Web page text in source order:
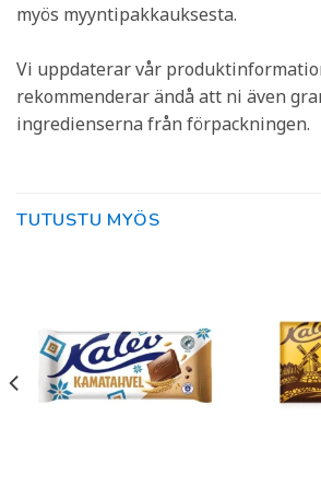
myös myyntipakkauksesta.
Vi uppdaterar vår
rekommenderar ändå att ni även
ingredienserna från förpackningen.
TUTUSTU MYÖS